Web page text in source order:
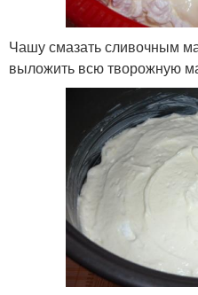
Чашу смазать сливочным
выложить всю творожную